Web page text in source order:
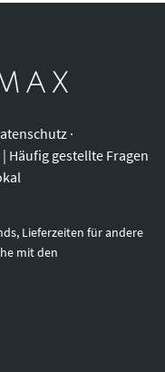
·
| Häufig gestellte Fragen
Lieferzeiten für andere
mit den